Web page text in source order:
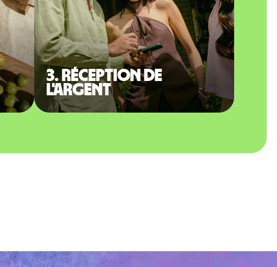
3. Réception de
l'argent